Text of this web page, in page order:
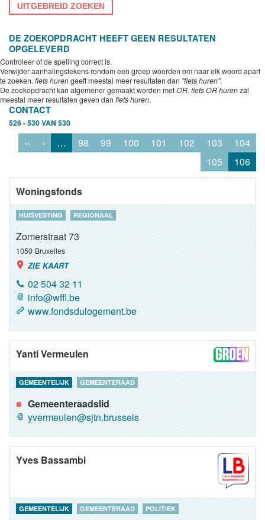
UITGEBREID ZOEKEN
DE ZOEKOPDRACHT HEEFT GEEN RESULTATEN
OPGELEVERD
Controleer of de spelling correct is.
Verwijder aanhalingstekens rondom een groep woorden om naar elk woord apart
te zoeken. fiets hurengeeft meestal meer resultaten dan "fiets huren".
De zoekopdracht kan algemener gemaakt worden metOR. fiets OR hurenzal
meestal meer resultaten geven dan fiets huren.
CONTACT
526 - 530 VAN 530
‹‹ ‹ … 98 99 100 101 102 103
104
105
106
Woningsfonds
HUISVESTING REGIONAAL
Zomerstraat 73
1050 Bruxelles
ZIE KAART
02 504 32 11
info@wffl.be
www.fondsdulogement.be
Yanti Vermeulen
GEMEENTELIJK GEMEENTERAAD
Gemeenteraadslid
yvermeulen@sjtn.brussels
Yves Bassambi
GEMEENTELIJK GEMEENTERAAD POLITIEK